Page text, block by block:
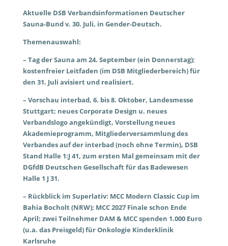
Aktuelle DSB Verbandsinformationen Deutscher
Sauna-Bund v. 30. Juli, in Gender-Deutsch.
Themenauswahl:
– Tag der Sauna am 24. September (ein Donnerstag);
kostenfreier Leitfaden (im DSB Mitgliederbereich) für
den 31. Juli avisiert und realisiert.
– Vorschau interbad, 6. bis 8. Oktober, Landesmesse
Stuttgart; neues Corporate Design u. neues
Verbandslogo angekündigt, Vorstellung neues
Akademieprogramm, Mitgliederversammlung des
Verbandes auf der interbad (noch ohne Termin), DSB
Stand Halle 1:J 41, zum ersten Mal gemeinsam mit der
DGfdB Deutschen Gesellschaft für das Badewesen
Halle 1 J 31.
– Rückblick im Superlativ: MCC Modern Classic Cup im
Bahia Bocholt (NRW); MCC 2027 Finale schon Ende
April; zwei Teilnehmer DAM & MCC spenden 1.000 Euro
(u.a. das Preisgeld) für Onkologie Kinderklinik
Karlsruhe